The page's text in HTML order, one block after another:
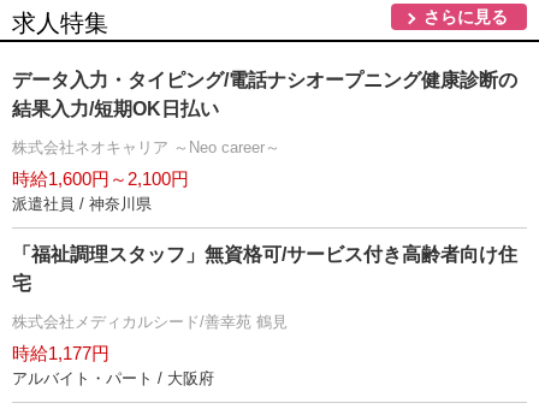
求人特集 さらに見る
データ入力・タイピング/電話ナシオープニング健康診断の
結果入力/短期OK日払い
株式会社ネオキャリア ～Neo career～
時給1,600円～2,100円
派遣社員 / 神奈川県
「福祉調理スタッフ」無資格可/サービス付き高齢者向け住
宅
株式会社メディカルシード/善幸苑 鶴見
時給1,177円
アルバイト・パート / 大阪府